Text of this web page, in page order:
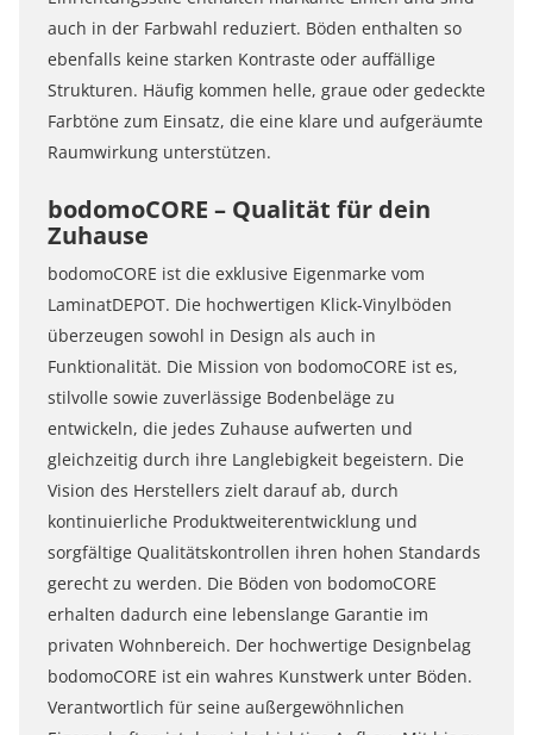
auch in der Farbwahl reduziert. Böden enthalten so
ebenfalls keine starken Kontraste oder auffällige
Strukturen. Häufig kommen helle, graue oder gedeckte
Farbtöne zum Einsatz, die eine klare und aufgeräumte
Raumwirkung unterstützen.
bodomoCORE – Qualität für dein
Zuhause
bodomoCORE ist die exklusive Eigenmarke vom
LaminatDEPOT. Die hochwertigen Klick-Vinylböden
überzeugen sowohl in Design als auch in
Funktionalität. Die Mission von bodomoCORE ist es,
stilvolle sowie zuverlässige Bodenbeläge zu
entwickeln, die jedes Zuhause aufwerten und
gleichzeitig durch ihre Langlebigkeit begeistern. Die
Vision des Herstellers zielt darauf ab, durch
kontinuierliche Produktweiterentwicklung und
sorgfältige Qualitätskontrollen ihren hohen Standards
gerecht zu werden. Die Böden von bodomoCORE
erhalten dadurch eine lebenslange Garantie im
privaten Wohnbereich. Der hochwertige Designbelag
bodomoCORE ist ein wahres Kunstwerk unter Böden.
Verantwortlich für seine außergewöhnlichen